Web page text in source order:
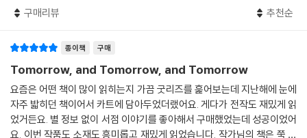
구매리뷰 추천순
종이책 구매
Tomorrow, and Tomorrow, and Tomorrow
요즘은 어떤 책이 많이 읽히는지 가끔 굿리즈를 훑어보는데 지난해에 눈에
자주 밟히던 책이어서 카트에 담아두었더랬어요. 게다가 전작도 재밌게 읽
었거든요. 별 정보 없이 서점 이야기를 좋아해서 구매했었는데 성공이었어
요. 이번 작품도 소재도 흥미롭고 재밌게 읽었습니다. 작가님의 책은 쭉 따